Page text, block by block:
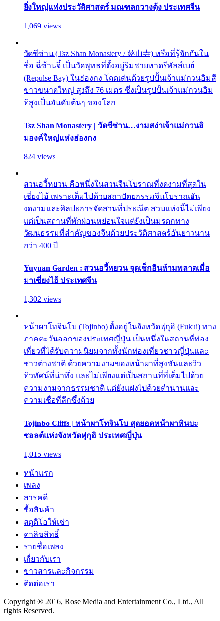
ยิ่งใหญ่แห่งประวัติศาสตร์ มณฑลกวางตุ้ง ประเทศจีน
1,069 views
วัดซีซ่าน (Tsz Shan Monastery / 慈山寺) หรือที่รู้จักกันใน
ชื่อ ฉี่ซ้านจี๋ เป็นวัดพุทธที่ตั้งอยู่ริมชายหาดรีพัลส์เบย์
(Repulse Bay) ในฮ่องกง โดดเด่นด้วยรูปปั้นเจ้าแม่กวนอิมสี
ขาวขนาดใหญ่ สูงถึง 76 เมตร ซึ่งเป็นรูปปั้นเจ้าแม่กวนอิม
ที่สูงเป็นอันดับต้นๆ ของโลก
Tsz Shan Monastery | วัดซีซ่าน…งามสง่าเจ้าแม่กวนอิ
มองค์ใหญ่แห่งฮ่องกง
824 views
สวนอวี้หยวน คือหนึ่งในสวนจีนโบราณที่งดงามที่สุดใน
เซี่ยงไฮ้ เพราะเต็มไปด้วยสถาปัตยกรรมจีนโบราณอัน
งดงามและศิลปะการจัดสวนที่ประณีต สวนแห่งนี้ไม่เพียง
แต่เป็นสถานที่พักผ่อนหย่อนใจแต่ยังเป็นมรดกทาง
วัฒนธรรมที่สำคัญของจีนด้วยประวัติศาสตร์อันยาวนาน
กว่า 400 ปี
Yuyuan Garden : สวนอวี้หยวน จุดเช็กอินห้ามพลาดเมื่อ
มาเซี่ยงไฮ้ ประเทศจีน
1,302 views
หน้าผาโทจินโบ (Tojinbo) ตั้งอยู่ในจังหวัดฟุกุอิ (Fukui) ทาง
ภาคตะวันออกของประเทศญี่ปุ่น เป็นหนึ่งในสถานที่ท่อง
เที่ยวที่ได้รับความนิยมจากทั้งนักท่องเที่ยวชาวญี่ปุ่นและ
ชาวต่างชาติ ด้วยความงามของหน้าผาที่สูงชันและวิว
ทิวทัศน์ที่น่าทึ่ง และไม่เพียงแต่เป็นสถานที่ที่เต็มไปด้วย
ความงามจากธรรมชาติ แต่ยังแฝงไปด้วยตำนานและ
ความเชื่อที่ลึกซึ้งด้วย
Tojinbo Cliffs | หน้าผาโทจินโบ สุดยอดหน้าผาหินบะ
ซอลต์แห่งจังหวัดฟุกุอิ ประเทศญี่ปุ่น
1,015 views
หน้าแรก
เพลง
สารคดี
ซื้อสินค้า
สตูดิโอให้เช่า
ค่าลิขสิทธิ์
รายชื่อเพลง
เกี่ยวกับเรา
ข่าวสารและกิจกรรม
ติดต่อเรา
Copyright ® 2016, Rose Media and Entertainment Co., Ltd., All
rights Reserved.